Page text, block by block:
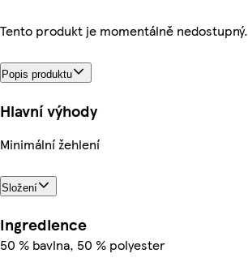
Tento produkt je momentálně nedostupný.
Popis produktu
Hlavní výhody
Minimální žehlení
Složení
Ingredience
50 % bavlna, 50 % polyester